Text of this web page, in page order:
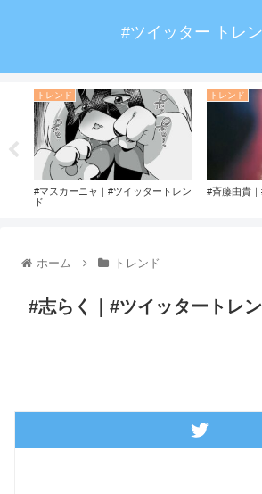
#ツイッター トレ
トレンド
#マスカーニャ｜#ツイッタートレン
ド
トレンド
#斉藤由貴
ホーム トレンド
#志らく｜#ツイッタートレ